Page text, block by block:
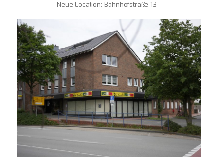
Neue Location: Bahnhofstraße 13